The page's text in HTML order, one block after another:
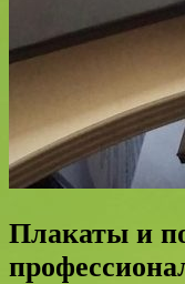
Плакаты и